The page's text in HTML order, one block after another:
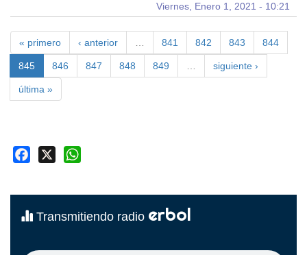
Viernes, Enero 1, 2021 - 10:21
« primero ‹ anterior 841 842 843 844
845 846 847 848 849 siguiente ›
última »
Facebook
Transmitiendo radio erbol